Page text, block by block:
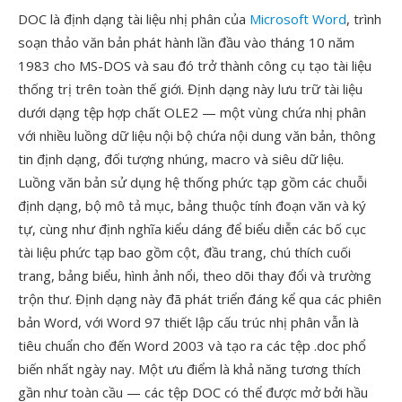
DOC là định dạng tài liệu nhị phân của Microsoft Word, trình
soạn thảo văn bản phát hành lần đầu vào tháng 10 năm
1983 cho MS-DOS và sau đó trở thành công cụ tạo tài liệu
thống trị trên toàn thế giới. Định dạng này lưu trữ tài liệu
dưới dạng tệp hợp chất OLE2 — một vùng chứa nhị phân
với nhiều luồng dữ liệu nội bộ chứa nội dung văn bản, thông
tin định dạng, đối tượng nhúng, macro và siêu dữ liệu.
Luồng văn bản sử dụng hệ thống phức tạp gồm các chuỗi
định dạng, bộ mô tả mục, bảng thuộc tính đoạn văn và ký
tự, cùng như định nghĩa kiểu dáng để biểu diễn các bố cục
tài liệu phức tạp bao gồm cột, đầu trang, chú thích cuối
trang, bảng biểu, hình ảnh nổi, theo dõi thay đổi và trường
trộn thư. Định dạng này đã phát triển đáng kể qua các phiên
bản Word, với Word 97 thiết lập cấu trúc nhị phân vẫn là
tiêu chuẩn cho đến Word 2003 và tạo ra các tệp .doc phổ
biến nhất ngày nay. Một ưu điểm là khả năng tương thích
gần như toàn cầu — các tệp DOC có thể được mở bởi hầu